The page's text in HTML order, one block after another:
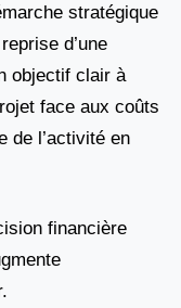
stratégique
d’une
objectif clair à
face aux coûts
de l’activité en
financière